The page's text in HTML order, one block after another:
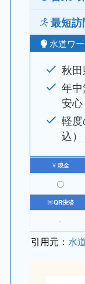
最短訪
水道ワ
秋
年
安心
軽
込
現金
〇
QR決済
‐
引用元：水